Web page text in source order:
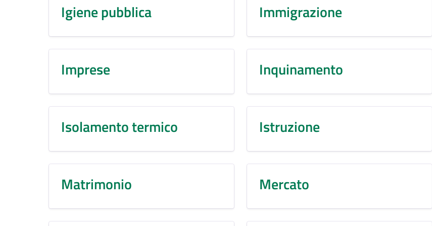
Igiene pubblica Immigrazione
Imprese Inquinamento
Isolamento termico Istruzione
Matrimonio Mercato